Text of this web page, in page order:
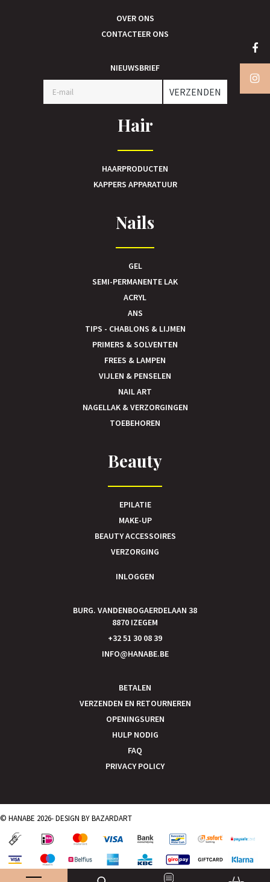
OVER ONS
CONTACTEER ONS
NIEUWSBRIEF
VERZENDEN
Hair
HAARPRODUCTEN
KAPPERS APPARATUUR
Nails
GEL
SEMI-PERMANENTE LAK
ACRYL
ANS
TIPS - CHABLONS & LIJMEN
PRIMERS & SOLVENTEN
FREES & LAMPEN
VIJLEN & PENSELEN
NAIL ART
NAGELLAK & VERZORGINGEN
TOEBEHOREN
Beauty
EPILATIE
MAKE-UP
BEAUTY ACCESSOIRES
VERZORGING
INLOGGEN
BURG. VANDENBOGAERDELAAN 38
8870 IZEGEM
+32 51 30 08 39
INFO@HANABE.BE
BETALEN
VERZENDEN EN RETOURNEREN
OPENINGSUREN
HULP NODIG
FAQ
PRIVACY POLICY
© HANABE 2026- DESIGN BYBAZARDART